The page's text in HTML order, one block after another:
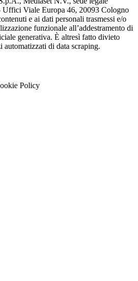
Uffici Viale Europa 46, 20093 Cologno
e ai dati personali trasmessi e/o
funzionale all’addestramento di
generativa. È altresì fatto divieto
automatizzati di data scraping.
Policy